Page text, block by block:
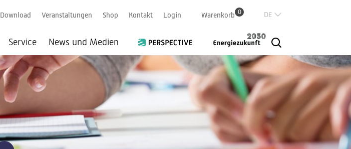
Service News und Medien
Download Veranstaltungen Shop Kontakt Login Warenkorb 0